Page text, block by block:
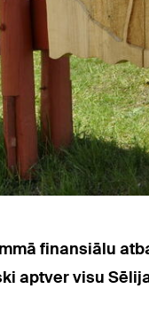
finansiālu
aptver visu